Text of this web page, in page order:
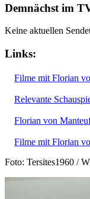
Demnächst im
Keine aktuellen
Links:
Filme mit Florian
Relevante
Florian von
Filme mit Florian
Foto: Tersites1960 /